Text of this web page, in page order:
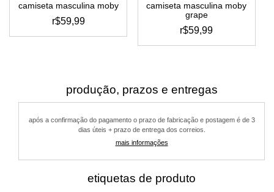
camiseta masculina moby
r$59,99
este
variantes.
as
podem
na
camiseta masculina moby
grape
r$59,99
este
variantes.
opções
podem
escolhidas
produção, prazos e entregas
após a confirmação do pagamento o prazo de fabricação e postagem é de 3
dias úteis + prazo de entrega dos correios.
mais informações
etiquetas de produto